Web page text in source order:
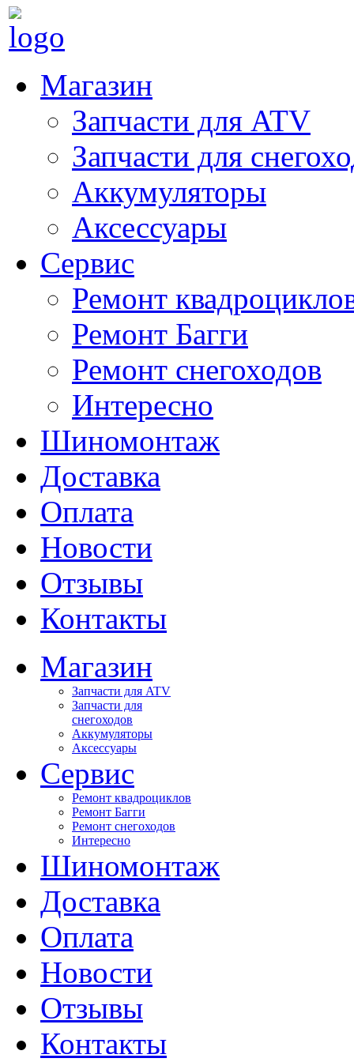
Магазин
Запчасти для ATV
Запчасти для
Аккумуляторы
Аксессуары
Сервис
Ремонт
Ремонт Багги
Ремонт снегоходов
Интересно
Шиномонтаж
Доставка
Оплата
Новости
Отзывы
Контакты
Магазин
Запчасти для ATV
Запчасти для
снегоходов
Аккумуляторы
Аксессуары
Сервис
Ремонт квадроциклов
Ремонт Багги
Ремонт снегоходов
Интересно
Шиномонтаж
Доставка
Оплата
Новости
Отзывы
Контакты